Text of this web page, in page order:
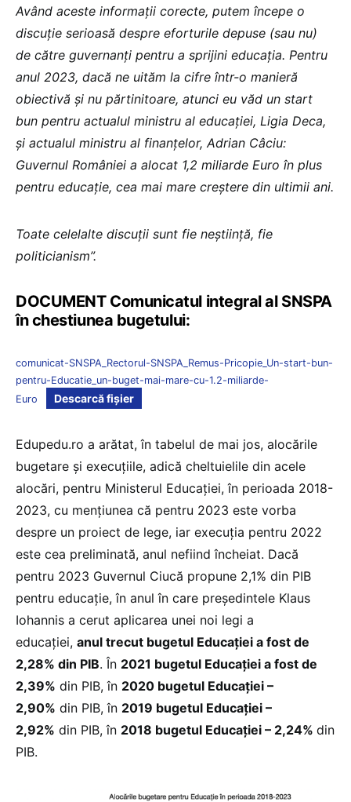
Având aceste informații corecte, putem începe o
discuție serioasă despre eforturile depuse (sau nu)
de către guvernanți pentru a sprijini educația. Pentru
anul 2023, dacă ne uităm la cifre într-o manieră
obiectivă și nu părtinitoare, atunci eu văd un start
bun pentru actualul ministru al educației, Ligia Deca,
și actualul ministru al finanțelor, Adrian Câciu:
Guvernul României a alocat 1,2 miliarde Euro în plus
pentru educație, cea mai mare creștere din ultimii ani.
Toate celelalte discuții sunt fie neștiință, fie
politicianism”.
DOCUMENT Comunicatul integral al SNSPA
în chestiunea bugetului:
comunicat-SNSPA_Rectorul-SNSPA_Remus-Pricopie_Un-start-bun-
pentru-Educatie_un-buget-mai-mare-cu-1.2-miliarde-
Euro
Descarcă fișier
Edupedu.ro a arătat, în tabelul de mai jos, alocările
bugetare și execuțiile, adică cheltuielile din acele
alocări, pentru Ministerul Educației, în perioada 2018-
2023, cu mențiunea că pentru 2023 este vorba
despre un proiect de lege, iar execuția pentru 2022
este cea preliminată, anul nefiind încheiat. Dacă
pentru 2023 Guvernul Ciucă propune 2,1% din PIB
pentru educație, în anul în care președintele Klaus
Iohannis a cerut aplicarea unei noi legi a
educației, anul trecut bugetul Educației a fost de
2,28% din PIB. În 2021 bugetul Educației a fost de
2,39% din PIB, în 2020 bugetul Educației –
2,90% din PIB, în 2019 bugetul Educației –
2,92% din PIB, în 2018 bugetul Educației – 2,24% din
PIB.